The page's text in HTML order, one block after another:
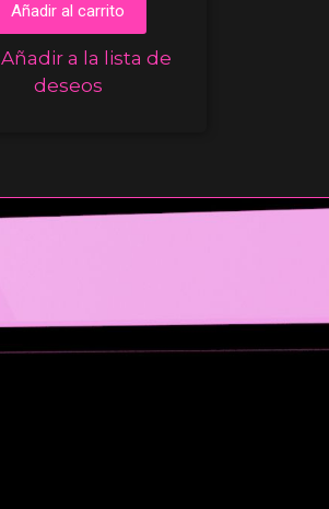
Añadir al carrito
Añadir a la lista de
deseos